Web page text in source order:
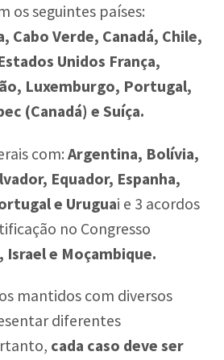
os seguintes países:
Cabo Verde, Canadá, Chile,
Unidos França,
Luxemburgo, Portugal,
(Canadá) e Suíça.
com: Argentina, Bolívia,
Equador, Espanha,
e Uruguai e 3 acordos
no Congresso
Israel e Moçambique.
mantidos com diversos
diferentes
cada caso deve ser